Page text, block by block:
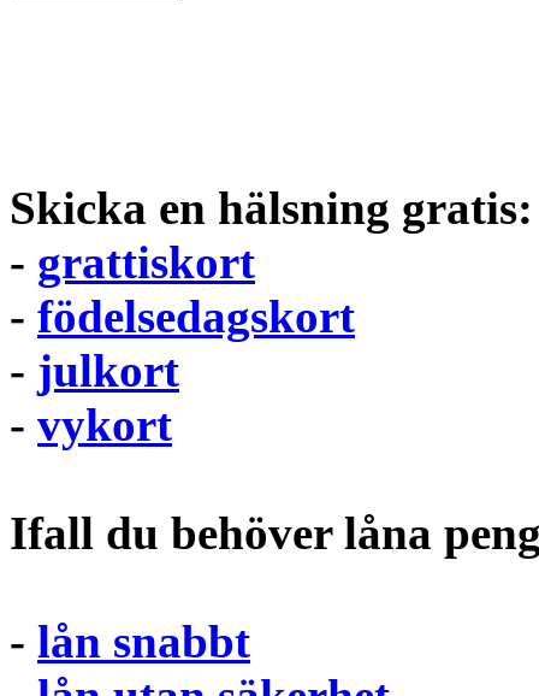
Skicka en hälsning gratis:
- grattiskort
- födelsedagskort
- julkort
- vykort
Ifall du behöver låna
- lån snabbt